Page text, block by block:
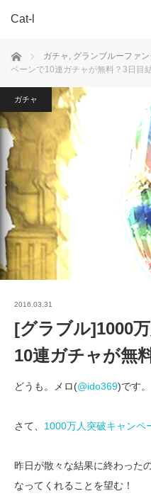
Cat-l
ホーム ガチャ , グランブルーファ
ペーンで10連ガチャが無料？3日目
ガチャ
2016.03.31
[グラブル]1000
10連ガチャが無
どうも。メロ(@ido369)です。
さて、 1000万人突破キャンペ
昨日が散々な結果に終わった
なってくれることを望む！